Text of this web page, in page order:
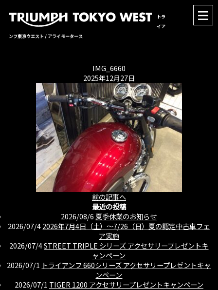
トラ
イア
ンフ東京ウエスト / アライモータース
IMG_6660
2025年12月27日
前の記事へ
最近の投稿
2026/08/6 夏季休業のお知らせ
2026/07/42026年7月4日（土）〜7/26（日）夏の認定中古車フェ
ア実施
2026/07/4STREET TRIPLE シリーズ アクセサリープレゼントキ
ャンペーン
2026/07/1 トライアンフ 660シリーズ アクセサリープレゼントキャ
ンペーン
2026/07/1 TIGER 1200 アクセサリープレゼントキャンペーン